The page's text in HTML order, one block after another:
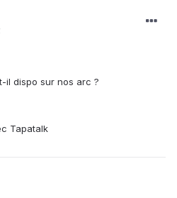
il dispo sur nos arc ?
Tapatalk